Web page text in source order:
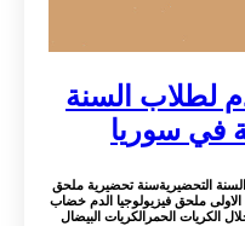
لطلاب السنة
في سوريا
التحضيريةسنة تحضيرية ملحق
الاولى ملحق فيزيولوجيا الدم خضاب
الكريات الحمرالكريات البيضال